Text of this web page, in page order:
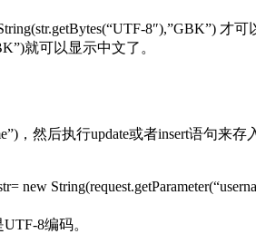
8″),”GBK”) 才
就可以显示中文了。
，然后执行update或者insert语句来
new
8编码。